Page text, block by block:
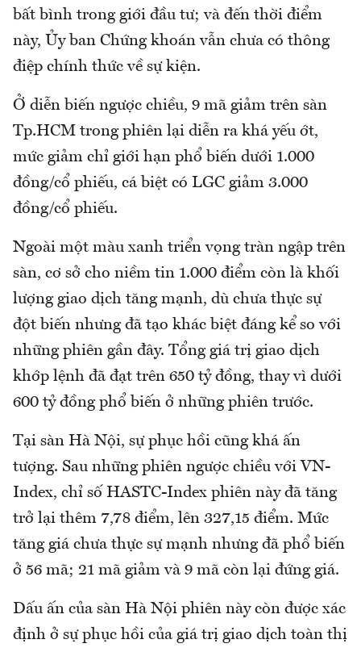
bất bình trong giới đầu tư; và đến thời điểm
này, Ủy ban Chứng khoán vẫn chưa có thông
điệp chính thức về sự kiện.
Ở diễn biến ngược chiều, 9 mã giảm trên sàn
Tp.HCM trong phiên lại diễn ra khá yếu ớt,
mức giảm chỉ giới hạn phổ biến dưới 1.000
đồng/cổ phiếu, cá biệt có LGC giảm 3.000
đồng/cổ phiếu.
Ngoài một màu xanh triển vọng tràn ngập trên
sàn, cơ sở cho niềm tin 1.000 điểm còn là khối
lượng giao dịch tăng mạnh, dù chưa thực sự
đột biến nhưng đã tạo khác biệt đáng kể so với
những phiên gần đây. Tổng giá trị giao dịch
khớp lệnh đã đạt trên 650 tỷ đồng, thay vì dưới
600 tỷ đồng phổ biến ở những phiên trước.
Tại sàn Hà Nội, sự phục hồi cũng khá ấn
tượng. Sau những phiên ngược chiều với VN-
Index, chỉ số HASTC-Index phiên này đã tăng
trở lại thêm 7,78 điểm, lên 327,15 điểm. Mức
tăng giá chưa thực sự mạnh nhưng đã phổ biến
ở 56 mã; 21 mã giảm và 9 mã còn lại đứng giá.
Dấu ấn của sàn Hà Nội phiên này còn được xác
định ở sự phục hồi của giá trị giao dịch toàn thị